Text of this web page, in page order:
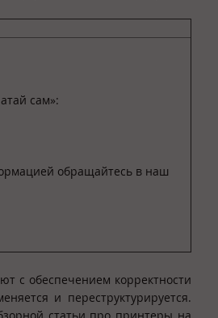
сам»:
обращайтесь в наш
с обеспечением корректности
и переструктурируется.
статьи про принтеры на